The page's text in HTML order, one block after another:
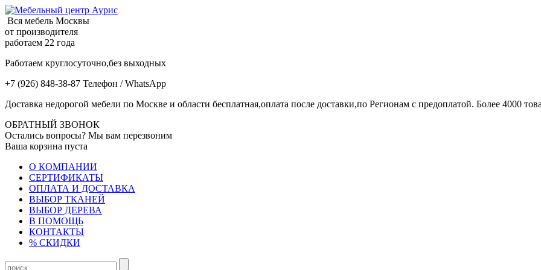
Вся мебель Москвы
от производителя
работаем 22 года
Работаем круглосуточно,без выходных
+7 (926) 848-38-87 Телефон / WhatsApp
Доставка недорогой мебели по Москве и области бесплатная,оплата после доставки,по Регионам с предоплатой. Более 4000
ОБРАТНЫЙ ЗВОНОК
Остались вопросы? Мы вам перезвоним
Ваша корзина пуста
О КОМПАНИИ
СЕРТИФИКАТЫ
ОПЛАТА И ДОСТАВКА
ВЫБОР ТКАНЕЙ
ВЫБОР ДЕРЕВА
В ПОМОЩЬ
КОНТАКТЫ
% СКИДКИ